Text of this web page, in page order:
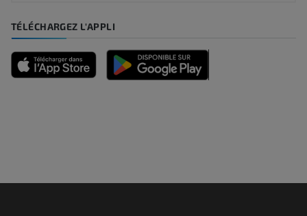
TÉLÉCHARGEZ L'APPLI